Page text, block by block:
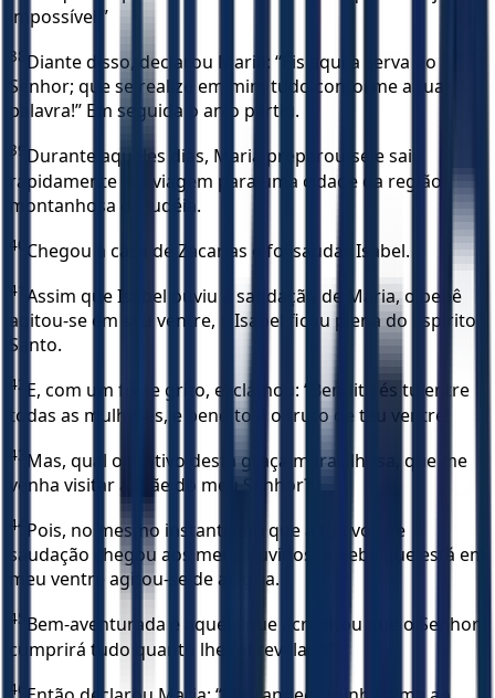
impossível!”
38 Diante disso, declarou Maria: “Eis aqui a serva do
Senhor; que se realize em mim tudo conforme a tua
palavra!” Em seguida o anjo partiu.
39 Durante aqueles dias, Maria preparou-se e saiu
rapidamente em viagem para uma cidade da região
montanhosa da Judéia.
40 Chegou à casa de Zacarias e foi saudar Isabel.
41 Assim que Isabel ouviu a saudação de Maria, o bebê
agitou-se em seu ventre, e Isabel ficou plena do Espírito
Santo.
42 E, com um forte grito, exclamou: “Bendita és tu entre
todas as mulheres, e bendito é o fruto de teu ventre!
43 Mas, qual o motivo desta graça maravilhosa, que me
venha visitar a mãe do meu Senhor?
44 Pois, no mesmo instante em que a tua voz de
saudação chegou aos meus ouvidos, o bebê que está em
meu ventre agitou-se de alegria.
45 Bem-aventurada é aquela que acreditou que o Senhor
cumprirá tudo quanto lhe foi revelado!”
46